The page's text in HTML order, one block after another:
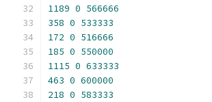
1189 0 566666
358 0 533333
172 0 516666
185 0 550000
1115 0 633333
463 0 600000
218 0 583333